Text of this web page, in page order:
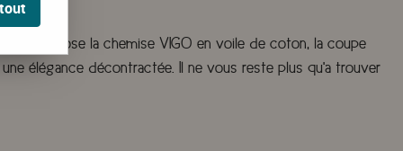
propose la chemise VIGO en voile de coton, la coupe
élégance décontractée. Il ne vous reste plus qu'a trouver